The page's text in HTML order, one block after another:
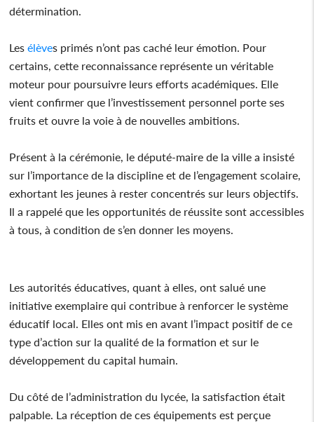
détermination.
Lesélèves primés n’ont pas caché leur émotion. Pour
certains, cette reconnaissance représente un véritable
moteur pour poursuivre leurs efforts académiques. Elle
vient confirmer que l’investissement personnel porte ses
fruits et ouvre la voie à de nouvelles ambitions.
Présent à la cérémonie, le député-maire de la ville a insisté
sur l’importance de la discipline et de l’engagement scolaire,
exhortant les jeunes à rester concentrés sur leurs objectifs.
Il a rappelé que les opportunités de réussite sont accessibles
à tous, à condition de s’en donner les moyens.
Les autorités éducatives, quant à elles, ont salué une
initiative exemplaire qui contribue à renforcer le système
éducatif local. Elles ont mis en avant l’impact positif de ce
type d’action sur la qualité de la formation et sur le
développement du capital humain.
Du côté de l’administration du lycée, la satisfaction était
palpable. La réception de ces équipements est perçue